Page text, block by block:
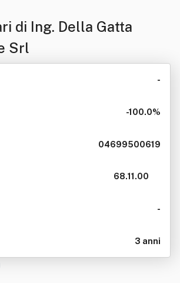
di Ing. Della Gatta
Srl
-
-100.0%
04699500619
68.11.00
-
3 anni